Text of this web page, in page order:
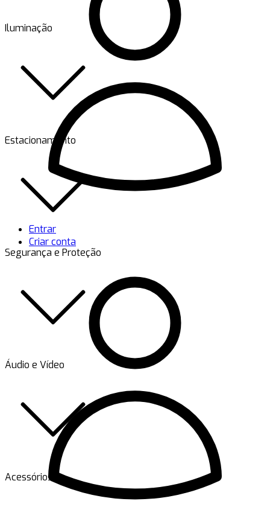
Iluminação
Estacionamento
Segurança e Proteção
Áudio e Vídeo
Acessórios
Entrar
Criar conta